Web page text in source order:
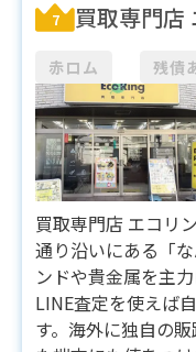
7 買取専門店
赤ロム 残債
買取専門店 エコリ
通り沿いにある「
ンドや貴金属を主
LINE査定を使えば
す。海外に独自の